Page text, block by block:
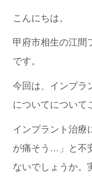
こんにちは。
甲府市相生の江間
です。
今回は、インプラ
についてについて
インプラント治療
が痛そう…」と不
ないでしょうか。